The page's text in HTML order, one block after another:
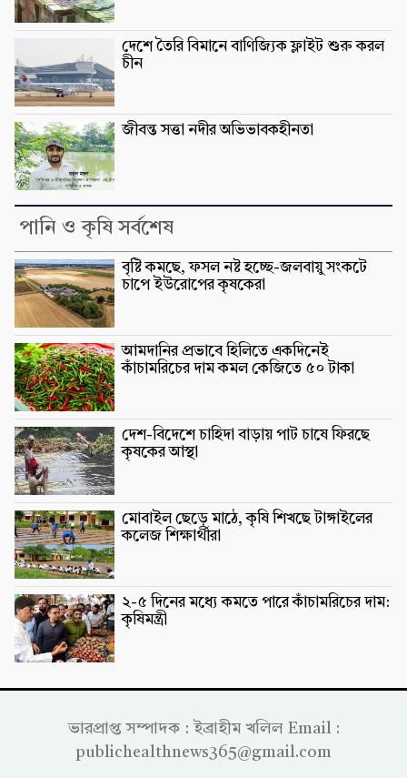
দেশে তৈরি বিমানে বাণিজ্যিক ফ্লাইট শুরু করল
চীন
জীবন্ত সত্তা নদীর অভিভাবকহীনতা
পানি ও কৃষি সর্বশেষ
বৃষ্টি কমছে, ফসল নষ্ট হচ্ছে-জলবায়ু সংকটে
চাপে ইউরোপের কৃষকেরা
আমদানির প্রভাবে হিলিতে একদিনেই
কাঁচামরিচের দাম কমল কেজিতে ৫০ টাকা
দেশ-বিদেশে চাহিদা বাড়ায় পাট চাষে ফিরছে
কৃষকের আস্থা
মোবাইল ছেড়ে মাঠে, কৃষি শিখছে টাঙ্গাইলের
কলেজ শিক্ষার্থীরা
২-৫ দিনের মধ্যে কমতে পারে কাঁচামরিচের দাম:
কৃষিমন্ত্রী
ভারপ্রাপ্ত সম্পাদক : ইব্রাহীম খলিল Email :
publichealthnews365@gmail.com